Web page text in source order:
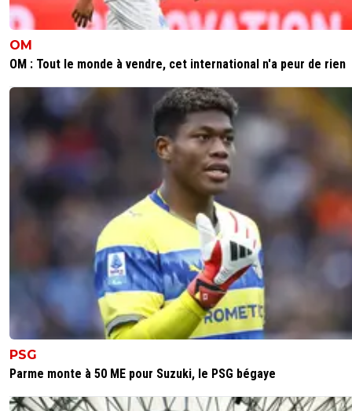
OM
OM : Tout le monde à vendre, cet international n'a peur de rien
PSG
Parme monte à 50 ME pour Suzuki, le PSG bégaye